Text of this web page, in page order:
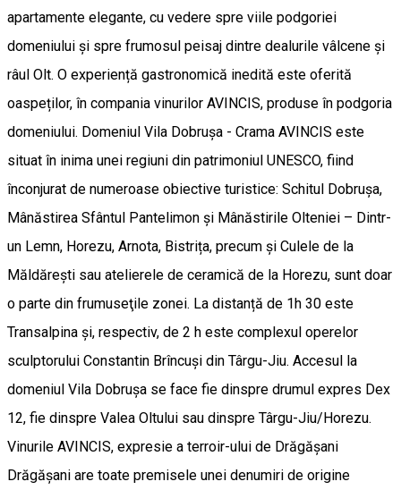
apartamente elegante, cu vedere spre viile podgoriei
domeniului și spre frumosul peisaj dintre dealurile vâlcene și
râul Olt. O experiență gastronomică inedită este oferită
oaspeților, în compania vinurilor AVINCIS, produse în podgoria
domeniului. Domeniul Vila Dobrușa - Crama AVINCIS este
situat în inima unei regiuni din patrimoniul UNESCO, fiind
înconjurat de numeroase obiective turistice: Schitul Dobrușa,
Mânăstirea Sfântul Pantelimon și Mânăstirile Olteniei – Dintr-
un Lemn, Horezu, Arnota, Bistrița, precum și Culele de la
Măldărești sau atelierele de ceramică de la Horezu, sunt doar
o parte din frumuseţile zonei. La distanță de 1h 30 este
Transalpina și, respectiv, de 2 h este complexul operelor
sculptorului Constantin Brîncuși din Târgu-Jiu. Accesul la
domeniul Vila Dobrușa se face fie dinspre drumul expres Dex
12, fie dinspre Valea Oltului sau dinspre Târgu-Jiu/Horezu.
Vinurile AVINCIS, expresie a terroir-ului de Drăgășani
Drăgășani are toate premisele unei denumiri de origine